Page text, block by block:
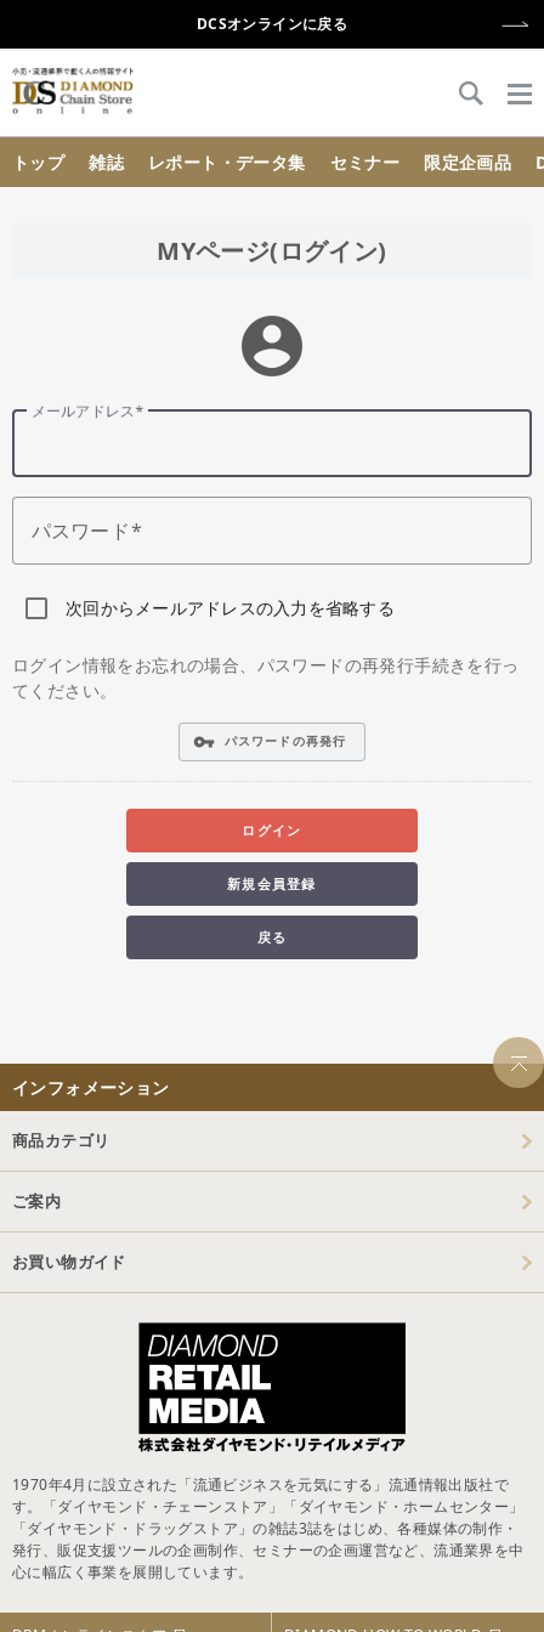
DCSオンラインに戻る
トップ 雑誌 レポート・データ集 セミナー 限定企画品
MYページ(ログイン)
account_circle
メールアドレス
パスワード
次回からメールアドレスの入力を省略する
ログイン情報をお忘れの場合、パスワードの再発行手続きを行っ
てください。
vpn_key パスワードの再発行
ログイン
新規会員登録
戻る
インフォメーション
商品カテゴリ
ご案内
お買い物ガイド
1970年4月に設立された「流通ビジネスを元気にする」流通情報出版社で
す。「ダイヤモンド・チェーンストア」「ダイヤモンド・ホームセンター」
「ダイヤモンド・ドラッグストア」の雑誌3誌をはじめ、各種媒体の制作・
発行、販促支援ツールの企画制作、セミナーの企画運営など、流通業界を中
心に幅広く事業を展開しています。